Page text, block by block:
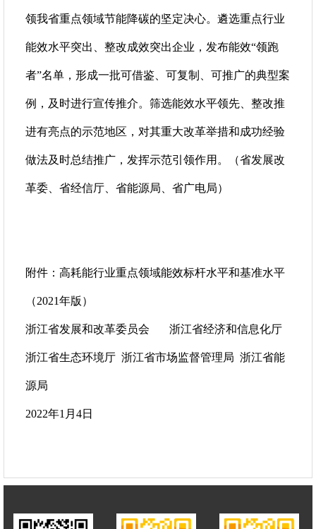
领我省重点领域节能降碳的坚定决心。遴选重点行业
能效水平突出、整改成效突出企业，发布能效“领跑
者”名单，形成一批可借鉴、可复制、可推广的典型案
例，及时进行宣传推介。筛选能效水平领先、整改推
进有亮点的示范地区，对其重大改革举措和成功经验
做法及时总结推广，发挥示范引领作用。（省发展改
革委、省经信厅、省能源局、省广电局）
附件：高耗能行业重点领域能效标杆水平和基准水平
（2021年版）
浙江省发展和改革委员会 浙江省经济和信息化厅
浙江省生态环境厅 浙江省市场监督管理局 浙江省能
源局
2022年1月4日